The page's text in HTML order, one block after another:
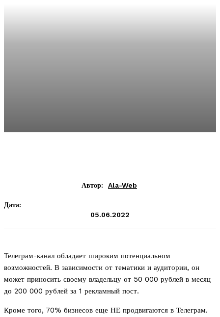
Автор: Ala-Web
Дата:
05.06.2022
Телеграм-канал обладает широким потенциальном
возможностей. В зависимости от тематики и аудитории, он
может приносить своему владельцу от 50 000 рублей в месяц
до 200 000 рублей за 1 рекламный пост.
Кроме того, 70% бизнесов еще НЕ продвигаются в Телеграм.